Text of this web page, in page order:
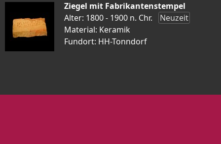
Ziegel mit Fabrikantenstempel
Alter: 1800 - 1900 n. Chr.
Neuzeit
Material: Keramik
Fundort: HH-Tonndorf